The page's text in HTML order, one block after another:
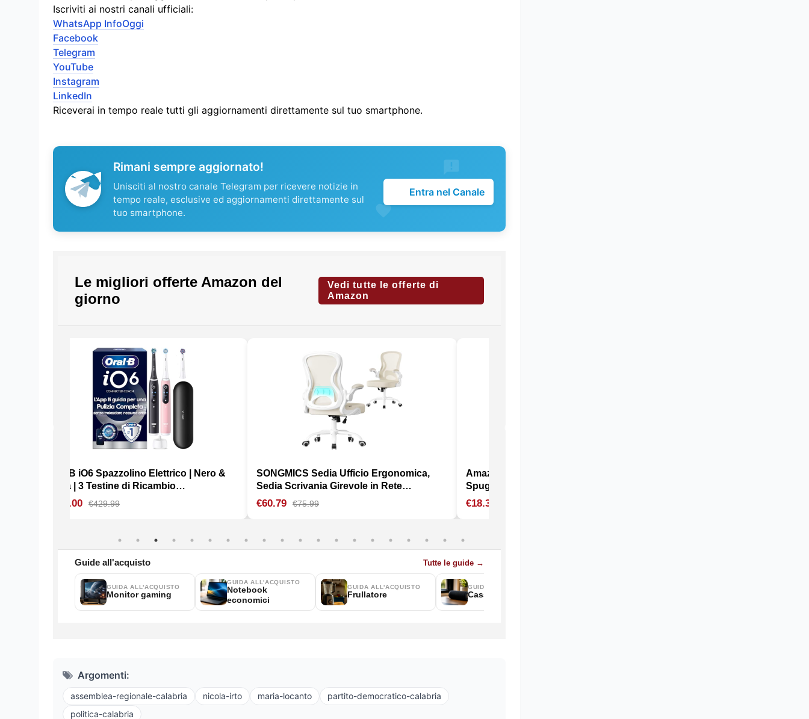
Iscriviti ai nostri canali ufficiali:
WhatsApp InfoOggi
Facebook
Telegram
YouTube
Instagram
LinkedIn
Riceverai in tempo reale tutti gli aggiornamenti direttamente sul tuo smartphone.
Rimani sempre aggiornato!
Unisciti al nostro canale Telegram per ricevere notizie in
tempo reale, esclusive ed aggiornamenti direttamente sul
tuo smartphone.
Entra nel Canale
Argomenti:
assemblea-regionale-calabria nicola-irto maria-locanto
partito-democratico-calabria
politica-calabria